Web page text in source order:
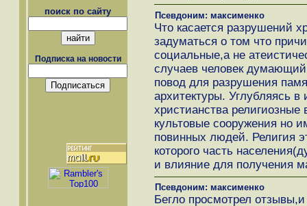
поиск по сайту
Подписка на новости
Псевдоним: максименко
Что касается разрушений
задуматься о том что
социальные,а не
случаев человек
повод для разрушения
архитектуры. Углубляясь
христианства
культовые сооружения но
повинных людей. Религия
которого часть
и влияние для получения
Псевдоним: максименко
Бегло просмотрел